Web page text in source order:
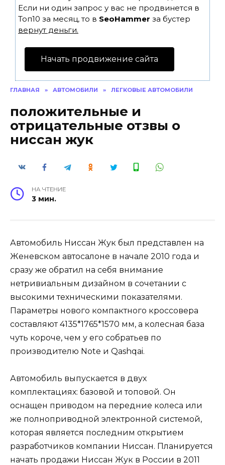
Если ни один запрос у вас не продвинется в
Топ10 за месяц, то в SeoHammer за бустер
вернут деньги.
Начать продвижение сайта
ГЛАВНАЯ » АВТОМОБИЛИ » ЛЕГКОВЫЕ АВТОМОБИЛИ
положительные и
отрицательные отзвы о
ниссан жук
НА ЧТЕНИЕ
3 мин.
Автомобиль Ниссан Жук был представлен на
Женевском автосалоне в начале 2010 года и
сразу же обратил на себя внимание
нетривиальным дизайном в сочетании с
высокими техническими показателями.
Параметры нового компактного кроссовера
составляют 4135*1765*1570 мм, а колесная база
чуть короче, чем у его собратьев по
производителю Note и Qashqai.
Автомобиль выпускается в двух
комплектациях: базовой и топовой. Он
оснащен приводом на передние колеса или
же полноприводной электронной системой,
которая является последним открытием
разработчиков компании Ниссан. Планируется
начать продажи Ниссан Жук в России в 2011